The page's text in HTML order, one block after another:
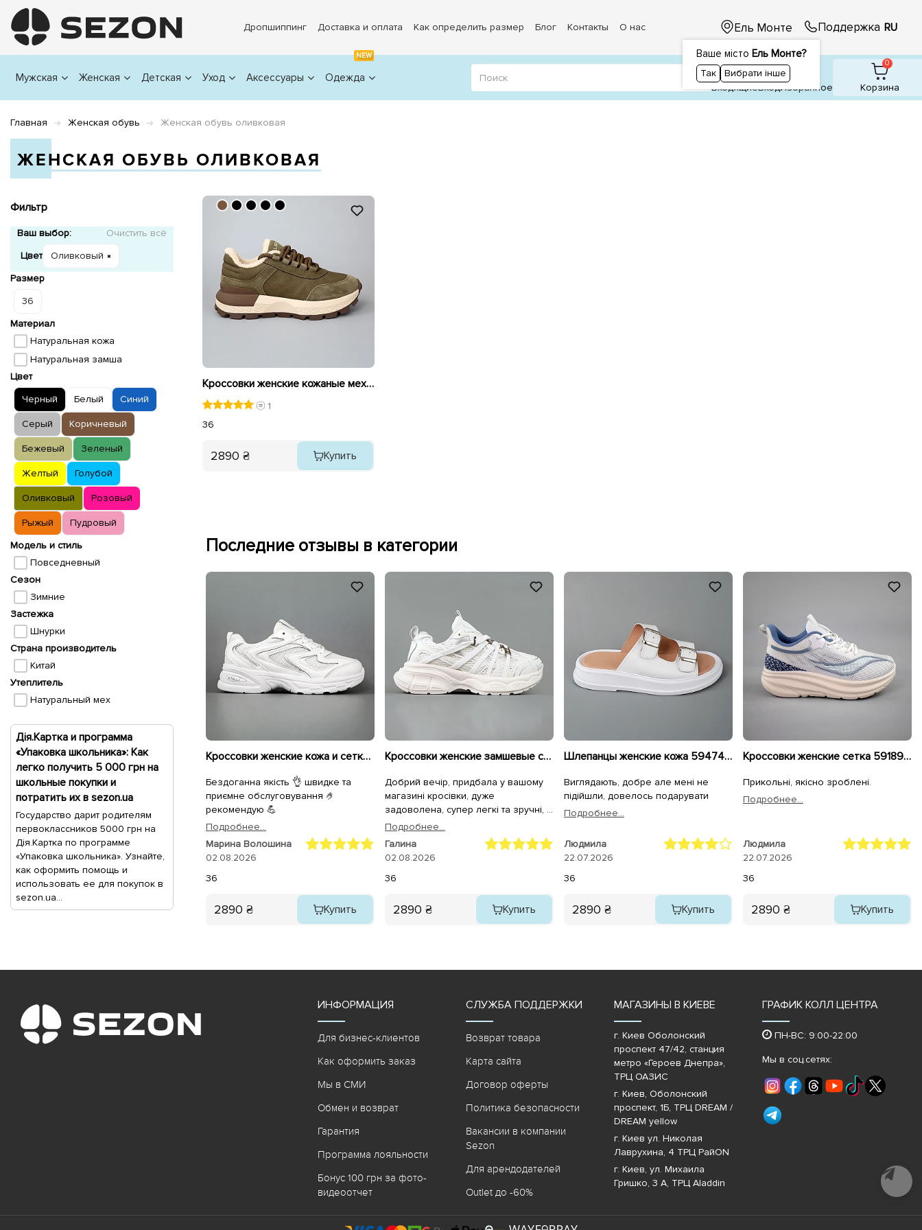
Дропшиппинг Доставка и оплата Как определить размер Блог Контакты О нас Ель Монте
Ваше місто Ель Монте?
Так Вибрати інше
Поддержка RU
Мужская Женская Детская Уход Аксессуары
NEW
Одежда
1
ВходящиеВходИзбранное
0
Корзина
Главная Женская обувь Женская обувь оливковая
ЖЕНСКАЯ ОБУВЬ ОЛИВКОВАЯ
Фильтр
Ваш выбор:
Очистить всё
Цвет
Оливковый
Размер
36
Материал
Натуральная кожа
Натуральная замша
Цвет
Черный
Белый Синий
Серый Коричневый
Бежевый Зеленый
Желтый Голубой
Оливковый Розовый
Рыжый
Пудровый
Модель и стиль
Повседневный
Сезон
Зимние
Застежка
Шнурки
Страна производитель
Китай
Утеплитель
Натуральный мех
Дія.Картка и программа
«Упаковка школьника»: Как
легко получить 5 000 грн на
школьные покупки и
потратить их в sezon.ua
Государство дарит родителям
первоклассников 5000 грн на
Дія.Картка по программе
«Упаковка школьника». Узнайте,
как оформить помощь и
использовать ее для покупок в
sezon.ua...
Кроссовки женские кожаные мех 589983 Хаки
1
36
2890 ₴ Купить
Последние отзывы в категории
Кроссовки женские кожа и сетка 594681 Белые
Бездоганна якість 👌 швидке та
приємне обслуговування 🤌
рекомендую 💪
Подробнее...
Марина Волошина
02.08.2026
36
2890 ₴ Купить
Кроссовки женские замшевые сетка 595293 Белые
Добрий вечір, придбала у вашому
магазині кросівки, дуже
задоволена, супер легкі та зручні, а
для чоловіка крокси, він теж
задоволений. Дякуємо.
Подробнее...
Галина
02.08.2026
36
2890 ₴ Купить
Шлепанцы женские кожа 594743 Белые
Виглядають, добре але мені не
підійшли, довелось подарувати
Подробнее...
Людмила
22.07.2026
36
2890 ₴ Купить
Кроссовки женские сетка 591891 Белые голубые
Прикольні, якісно зроблені.
Подробнее...
Людмила
22.07.2026
36
2890 ₴ Купить
ИНФОРМАЦИЯ
Для бизнес-клиентов
Как оформить заказ
Мы в СМИ
Обмен и возврат
Гарантия
Программа лояльности
Бонус 100 грн за фото-
видеоотчет
СЛУЖБА ПОДДЕРЖКИ
Возврат товара
Карта сайта
Договор оферты
Политика безопасности
Вакансии в компании
Sezon
Для арендодателей
Outlet до -60%
МАГАЗИНЫ В КИЕВЕ
г. Киев Оболонский
проспект 47/42, станция
метро «Героев Днепра»‎,
ТРЦ ОАЗИС
г. Киев, Оболонский
проспект, 1Б, ТРЦ DREAM /
DREAM yellow
г. Киев ул. Николая
Лаврухина, 4 ТРЦ РайON
г. Киев, ул. Михаила
Гришко, 3 А, ТРЦ Aladdin
ГРАФИК КОЛЛ ЦЕНТРА
ПН-ВС: 9:00-22:00
Мы в соц.сетях:
Почати
діалог